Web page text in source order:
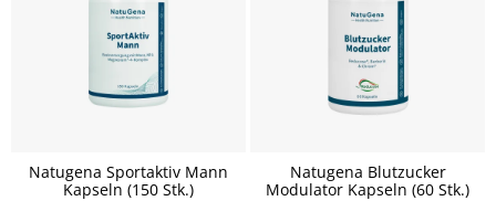
Natugena Sportaktiv Mann
Kapseln (150 Stk.)
Natugena Blutzucker
Modulator Kapseln (60 Stk.)